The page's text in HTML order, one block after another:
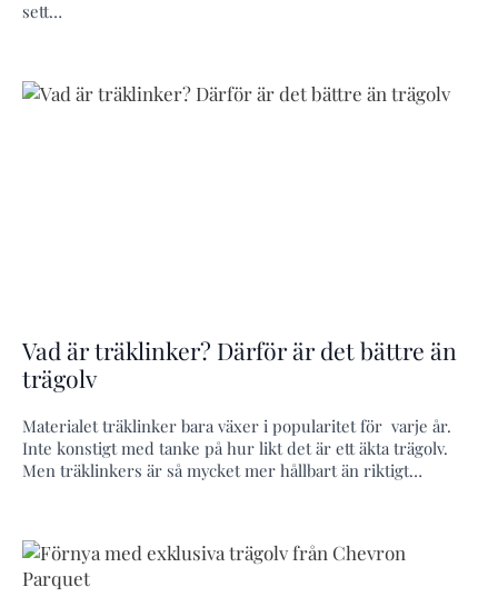
sett…
Vad är träklinker? Därför är det bättre än
trägolv
Materialet träklinker bara växer i popularitet för varje år.
Inte konstigt med tanke på hur likt det är ett äkta trägolv.
Men träklinkers är så mycket mer hållbart än riktigt…